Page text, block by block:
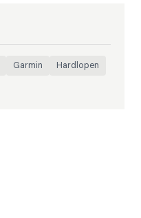
Garmin
Hardlopen